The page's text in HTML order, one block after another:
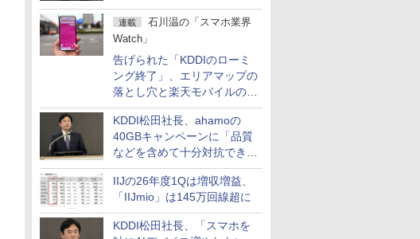
連載
石川温の「スマホ業界
Watch」
告げられた「KDDIのローミ
ング終了」、エリアマップの
落とし穴と楽天モバイルの課
題
KDDI松田社長、ahamoの
40GBキャンペーンに「品質
などを含めて十分対抗でき
る」
IIJの26年度1Qは増収増益、
「IIJmio」は145万回線超に
KDDI松田社長、「スマホを